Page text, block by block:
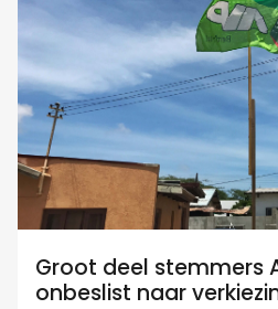
Groot deel stemmers
onbeslist naar